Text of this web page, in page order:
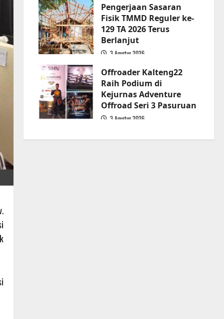
Pengerjaan Sasaran
Fisik TMMD Reguler ke-
129 TA 2026 Terus
Berlanjut
3 Agustus 2026
Offroader Kalteng22
Raih Podium di
Kejurnas Adventure
Offroad Seri 3 Pasuruan
3 Agustus 2026